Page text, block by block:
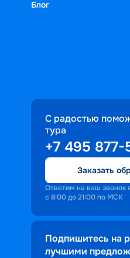
Блог
С радостью
тура
+7 495
Заказать
Ответим на ваш звонок
с 8:00 до 21:00 по МСК
Подпишитесь на
лучшими